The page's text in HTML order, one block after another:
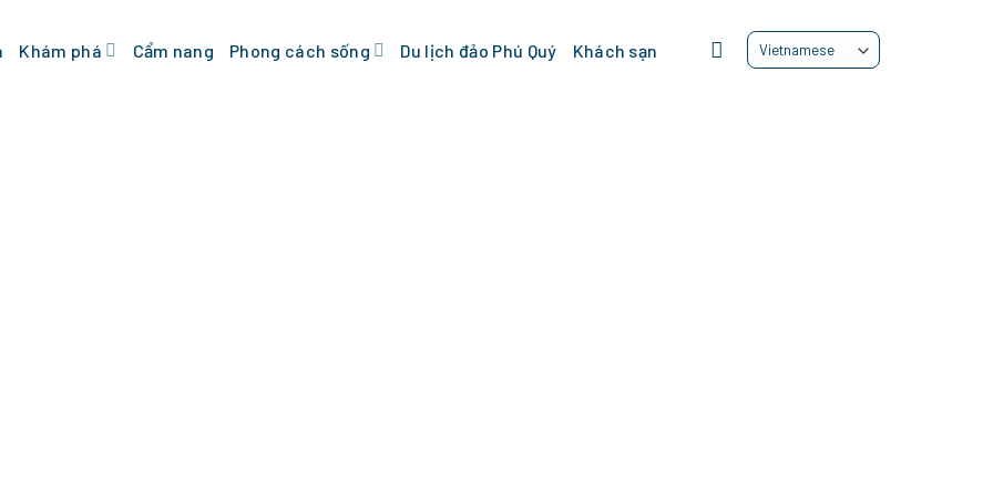
Khám phá Cẩm nang Phong cách sống Du lịch đảo Phú Quý Khách sạn